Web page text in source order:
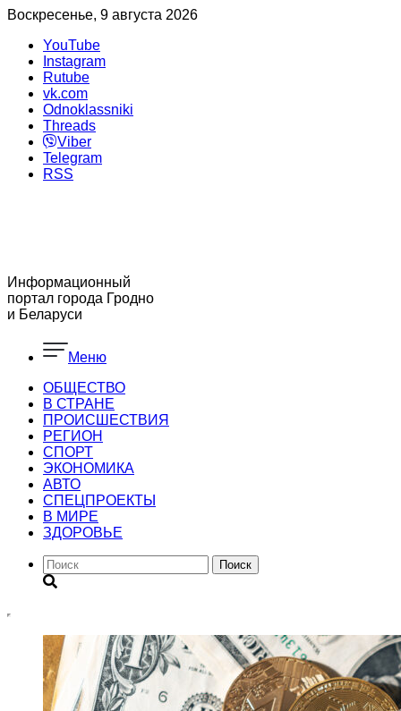
Воскресенье, 9 августа 2026
YouTube
Instagram
Rutube
vk.com
Odnoklassniki
Threads
Viber
Telegram
RSS
Информационный
портал города Гродно
и Беларуси
Меню
ОБЩЕСТВО
В СТРАНЕ
ПРОИСШЕСТВИЯ
РЕГИОН
CПОРТ
ЭКОНОМИКА
АВТО
СПЕЦПРОЕКТЫ
В МИРЕ
ЗДОРОВЬЕ
Поиск